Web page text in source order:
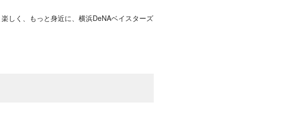
しく、もっと身近に、横浜DeNAベイスターズ